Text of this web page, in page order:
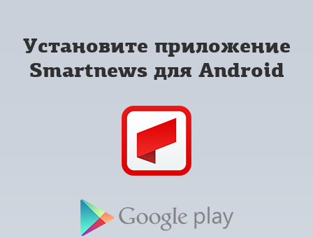
Установите приложение
Smartnews для Android